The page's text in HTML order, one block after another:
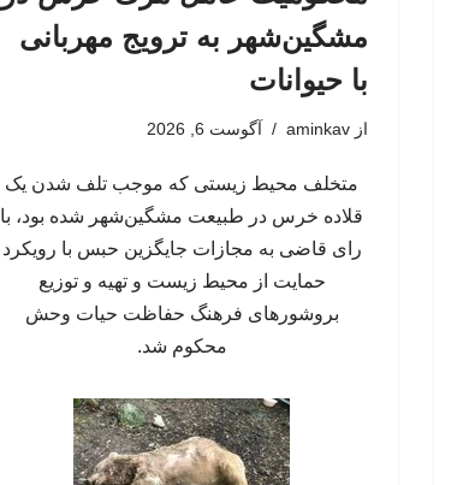
مشگین‌شهر به ترویج مهربانی
با حیوانات
از aminkav آگوست 6, 2026
متخلف محیط زیستی که موجب تلف شدن یک
قلاده خرس در طبیعت مشگین‌شهر شده بود، با
رای قاضی به مجازات جایگزین حبس با رویکرد
حمایت از محیط زیست و تهیه و توزیع
بروشورهای فرهنگ حفاظت حیات وحش
محکوم شد.